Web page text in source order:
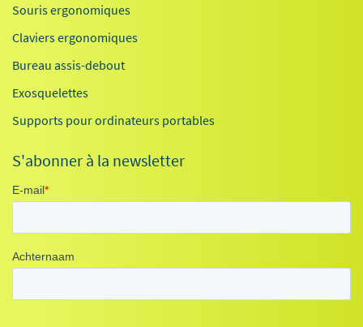
Souris ergonomiques
Claviers ergonomiques
Bureau assis-debout
Exosquelettes
Supports pour ordinateurs portables
S'abonner à la newsletter